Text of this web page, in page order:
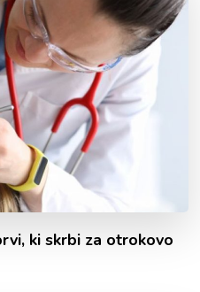
ki skrbi za otrokovo